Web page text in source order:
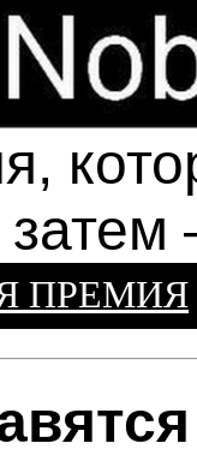
затем
ПРЕМИЯ